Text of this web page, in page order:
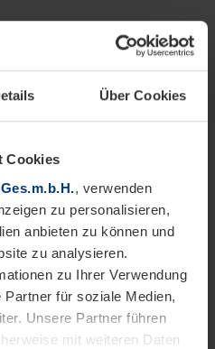
Über Cookies
Cookies
, verwenden
zu personalisieren,
anbieten zu können und
zu analysieren.
zu Ihrer Verwendung
für soziale Medien,
Unsere Partner führen
mit weiteren Daten